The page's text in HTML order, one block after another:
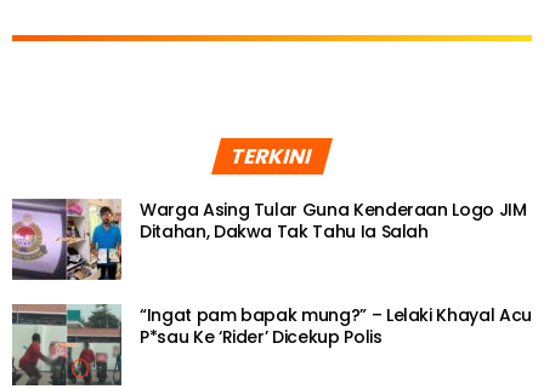
TERKINI
Warga Asing Tular Guna Kenderaan Logo JIM
Ditahan, Dakwa Tak Tahu Ia Salah
“Ingat pam bapak mung?” – Lelaki Khayal Acu
P*sau Ke ‘Rider’ Dicekup Polis